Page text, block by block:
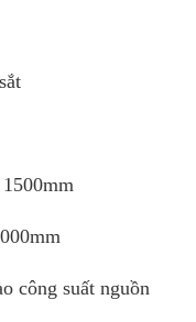
công suất nguồn